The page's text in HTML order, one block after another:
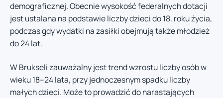
demograficznej. Obecnie wysokość federalnych dotacji
jest ustalana na podstawie liczby dzieci do 18. roku życia,
podczas gdy wydatki na zasiłki obejmują także młodzież
do 24 lat.
W Brukseli zauważalny jest trend wzrostu liczby osób w
wieku 18–24 lata, przy jednoczesnym spadku liczby
małych dzieci. Może to prowadzić do narastających